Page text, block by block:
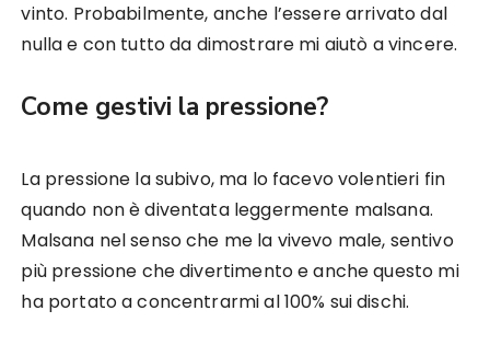
vinto. Probabilmente, anche l’essere arrivato dal
nulla e con tutto da dimostrare mi aiutò a vincere.
Come gestivi la pressione?
La pressione la subivo, ma lo facevo volentieri fin
quando non è diventata leggermente malsana.
Malsana nel senso che me la vivevo male, sentivo
più pressione che divertimento e anche questo mi
ha portato a concentrarmi al 100% sui dischi.